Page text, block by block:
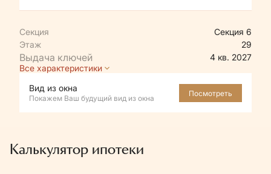
Секция
Секция 6
Этаж
29
4 кв. 2027
Все характеристики
Вид из окна
Покажем Ваш будущий вид из окна
Посмотреть
Калькулятор ипотеки